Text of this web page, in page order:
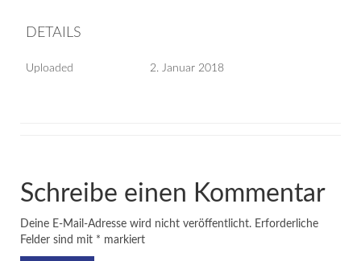
DETAILS
Uploaded 2. Januar 2018
Schreibe einen Kommentar
Deine E-Mail-Adresse wird nicht veröffentlicht. Erforderliche
Felder sind mit * markiert